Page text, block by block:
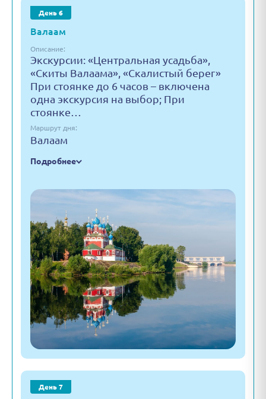
День 6
Валаам
Описание:
Экскурсии: «Центральная усадьба»,
«Скиты Валаама», «Скалистый берег»
При стоянке до 6 часов – включена
одна экскурсия на выбор; При
стоянке…
Маршрут дня:
Валаам
Подробнее
День 7